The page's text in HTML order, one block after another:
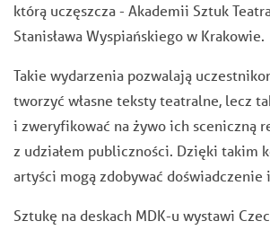
którą uczęszcza - Akademii Sztuk
Stanisława Wyspiańskiego w Krakowie.
Takie wydarzenia pozwalają
tworzyć własne teksty teatralne, lecz
i zweryfikować na żywo ich sceniczną
z udziałem publiczności. Dzięki takim
artyści mogą zdobywać doświadczenie
Sztukę na deskach MDK-u wystawi